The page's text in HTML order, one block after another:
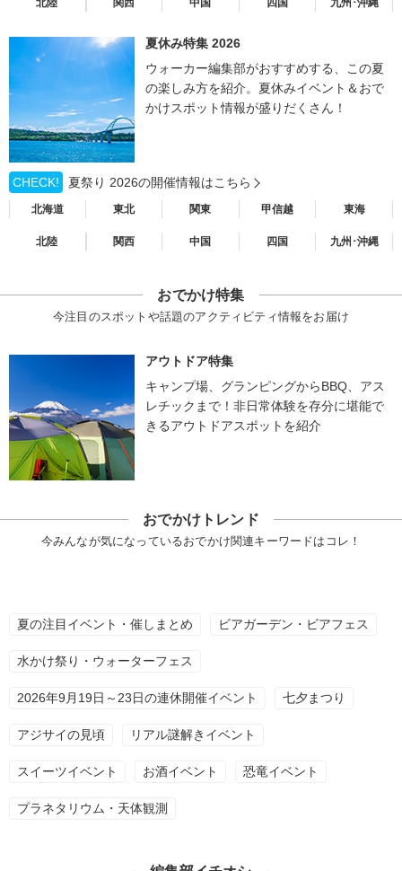
北陸 関西 中国 四国 九州･沖縄
夏休み特集 2026
ウォーカー編集部がおすすめする、この夏
の楽しみ方を紹介。夏休みイベント＆おで
かけスポット情報が盛りだくさん！
CHECK! 夏祭り 2026の開催情報はこちら
北海道 東北 関東 甲信越 東海
北陸 関西 中国 四国 九州･沖縄
おでかけ特集
今注目のスポットや話題のアクティビティ情報をお届け
アウトドア特集
キャンプ場、グランピングからBBQ、アス
レチックまで！非日常体験を存分に堪能で
きるアウトドアスポットを紹介
おでかけトレンド
今みんなが気になっているおでかけ関連キーワードはコレ！
夏の注目イベント・催しまとめ ビアガーデン・ビアフェス
水かけ祭り・ウォーターフェス
2026年9月19日～23日の連休開催イベント 七夕まつり
アジサイの見頃 リアル謎解きイベント
スイーツイベント お酒イベント 恐竜イベント
プラネタリウム・天体観測